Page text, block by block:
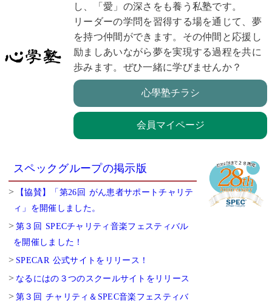
し、「愛」の深さをも養う私塾です。
リーダーの学問を習得する場を通じて、夢
を持つ仲間ができます。その仲間と応援し
励ましあいながら夢を実現する過程を共に
歩みます。ぜひ一緒に学びませんか？
心學塾チラシ
会員マイページ
スペックグループの掲示版
【協賛】「第26回 がん患者サポートチャリテ
ィ」を開催しました。
第３回 SPECチャリティ音楽フェスティバル
を開催しました！
SPECAR 公式サイトをリリース！
なるにはの３つのスクールサイトをリリース
第３回 チャリティ＆SPEC音楽フェスティバ